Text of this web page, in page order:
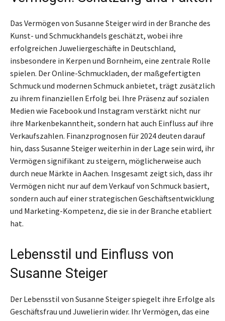
Das Vermögen von Susanne Steiger wird in der Branche des
Kunst- und Schmuckhandels geschätzt, wobei ihre
erfolgreichen Juweliergeschäfte in Deutschland,
insbesondere in Kerpen und Bornheim, eine zentrale Rolle
spielen. Der Online-Schmuckladen, der maßgefertigten
Schmuck und modernen Schmuck anbietet, trägt zusätzlich
zu ihrem finanziellen Erfolg bei. Ihre Präsenz auf sozialen
Medien wie Facebook und Instagram verstärkt nicht nur
ihre Markenbekanntheit, sondern hat auch Einfluss auf ihre
Verkaufszahlen. Finanzprognosen für 2024 deuten darauf
hin, dass Susanne Steiger weiterhin in der Lage sein wird, ihr
Vermögen signifikant zu steigern, möglicherweise auch
durch neue Märkte in Aachen. Insgesamt zeigt sich, dass ihr
Vermögen nicht nur auf dem Verkauf von Schmuck basiert,
sondern auch auf einer strategischen Geschäftsentwicklung
und Marketing-Kompetenz, die sie in der Branche etabliert
hat.
Lebensstil und Einfluss von
Susanne Steiger
Der Lebensstil von Susanne Steiger spiegelt ihre Erfolge als
Geschäftsfrau und Juwelierin wider. Ihr Vermögen, das eine